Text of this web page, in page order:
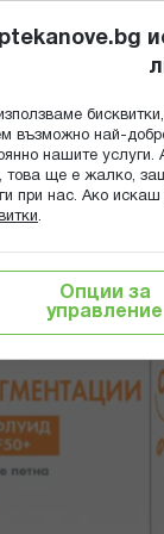
ГРИЖА ЗА
АВЕН
възможно най-
нашите
това ще е жалко,
при нас. Ако
.
Опции за
управление